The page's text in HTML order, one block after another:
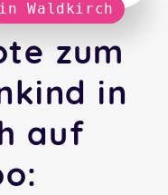
in Waldkirch
zum
in
auf